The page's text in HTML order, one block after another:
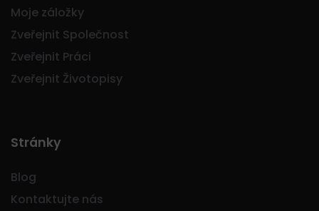
Moje záložky
Zveřejnit Společnost
Zveřejnit Práci
Zveřejnit Životopisy
Stránky
Blog
Kontaktujte nás